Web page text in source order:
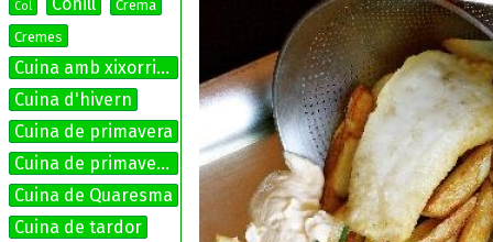
Col
Crema
Cremes
Cuina amb xixorrites
Cuina d'hivern
Cuina de primavera
Cuina de primavera-estiu
Cuina de Quaresma
Cuina de tardor